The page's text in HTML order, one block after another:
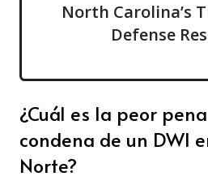
North Carolina’s
Defense
¿Cuál es la peor
condena de un DWI
Norte?